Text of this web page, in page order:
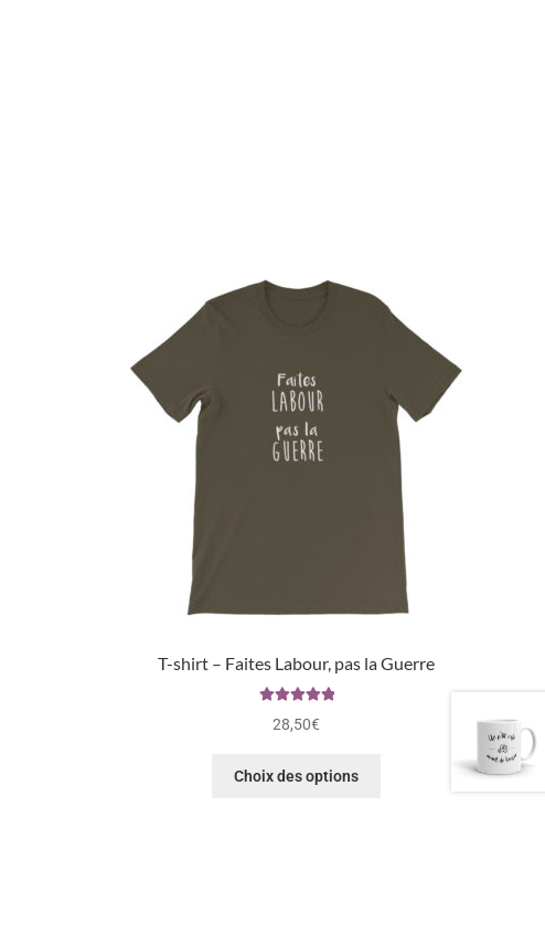
T-shirt – Faites Labour, pas la Guerre
28,50€
Choix des options